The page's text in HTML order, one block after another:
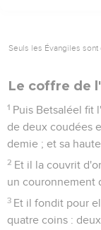
Seuls les Évangiles
Le coffre de
1 Puis Betsaléel fit
de deux coudées
demie ; et sa
2 Et il la couvrit
un couronnement
3 Et il fondit pour
quatre coins :